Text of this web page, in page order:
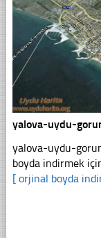
yalova-uydu-
yalova-uydu-
boyda indirmek
[ orjinal boyda